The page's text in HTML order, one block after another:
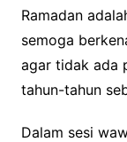
Ramadan
semoga
agar tidak ada
tahun-tahun
Dalam sesi